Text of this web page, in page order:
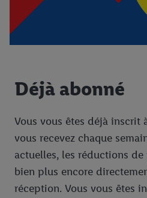
Déjà abonné
Vous vous êtes déjà inscrit
vous recevez chaque
actuelles, les réductions
bien plus encore
réception. Vous vous êtes